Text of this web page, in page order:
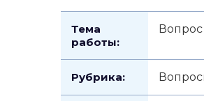
Тема
работы:
Рубрика: